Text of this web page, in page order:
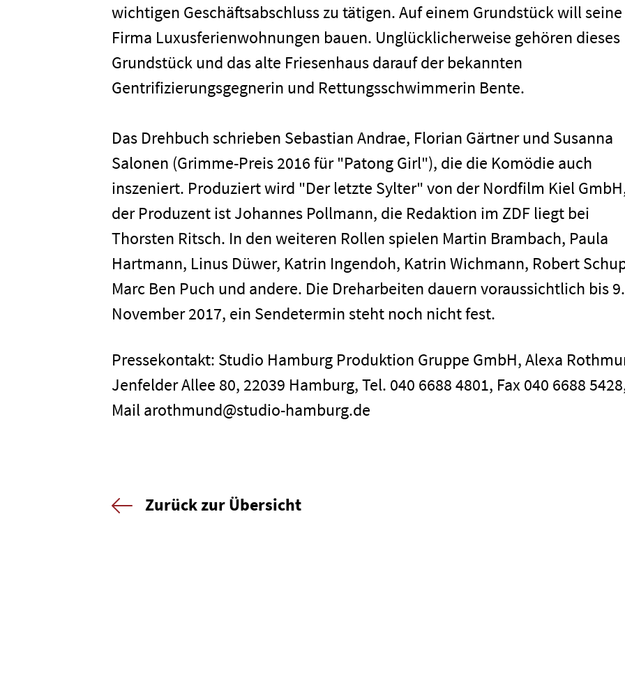
wichtigen Geschäftsabschluss zu tätigen. Auf einem Grundstück will seine
Firma Luxusferienwohnungen bauen. Unglücklicherweise gehören dieses
Grundstück und das alte Friesenhaus darauf der bekannten
Gentrifizierungsgegnerin und Rettungsschwimmerin Bente.
Das Drehbuch schrieben Sebastian Andrae, Florian Gärtner und Susanna
Salonen (Grimme-Preis 2016 für "Patong Girl"), die die Komödie auch
inszeniert. Produziert wird "Der letzte Sylter" von der Nordfilm Kiel
der Produzent ist Johannes Pollmann, die Redaktion im ZDF liegt bei
Thorsten Ritsch. In den weiteren Rollen spielen Martin Brambach, Paula
Hartmann, Linus Düwer, Katrin Ingendoh, Katrin Wichmann, Robert
Marc Ben Puch und andere. Die Dreharbeiten dauern voraussichtlich bis 9.
November 2017, ein Sendetermin steht noch nicht fest.
Pressekontakt: Studio Hamburg Produktion Gruppe GmbH, Alexa
Jenfelder Allee 80, 22039 Hamburg, Tel. 040 6688 4801, Fax 040 6688
Mail arothmund@studio-hamburg.de
Zurück zur Übersicht
Home
Unternehmen
Presse
Karriere
Kontakt